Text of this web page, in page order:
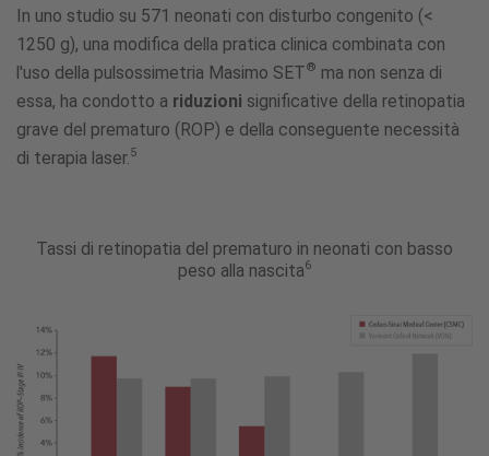
In uno studio su 571 neonati con disturbo congenito (<
1250 g), una modifica della pratica clinica combinata con
l'uso della pulsossimetria Masimo SET® ma non senza di
essa, ha condotto a riduzioni significative della retinopatia
grave del prematuro (ROP) e della conseguente necessità
di terapia laser. 5
Tassi di retinopatia del prematuro in neonati con basso
peso alla nascita6